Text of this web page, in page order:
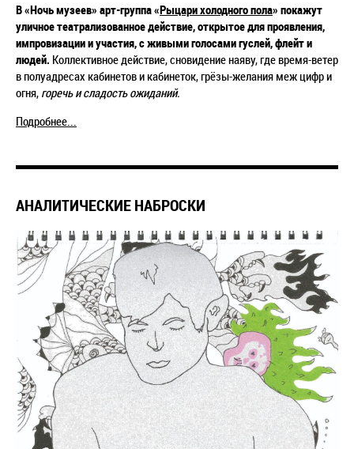
В «Ночь музеев» арт-группа «Рыцари холодного пола» покажут
уличное театрализованное действие, открытое для проявления,
импровизации и участия, с живыми голосами гуслей, флейт и
людей. Коллективное действие, сновидение наяву, где время-ветер
в полуадресах кабинетов и кабинеток, грёзы-желания меж цифр и
огня, горечь и сладость ожиданий.
Подробнее...
АНАЛИТИЧЕСКИЕ НАБРОСКИ